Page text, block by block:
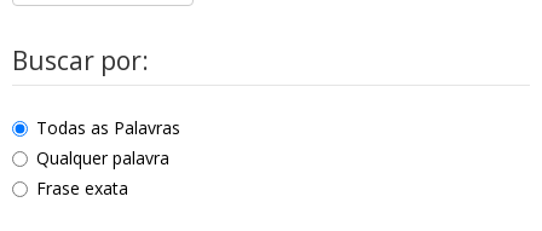
Buscar por:
Todas as Palavras
Qualquer palavra
Frase exata